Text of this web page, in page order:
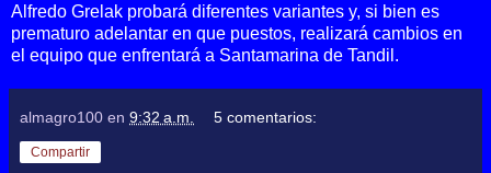
Alfredo Grelak probará diferentes variantes y, si bien es
prematuro adelantar en que puestos, realizará cambios en
el equipo que enfrentará a Santamarina de Tandil.
almagro100 en 9:32 a.m. 5 comentarios:
Compartir